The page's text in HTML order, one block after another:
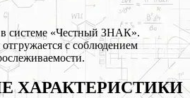
системе «Честный ЗНАК».
с соблюдением
ХАРАКТЕРИСТИКИ